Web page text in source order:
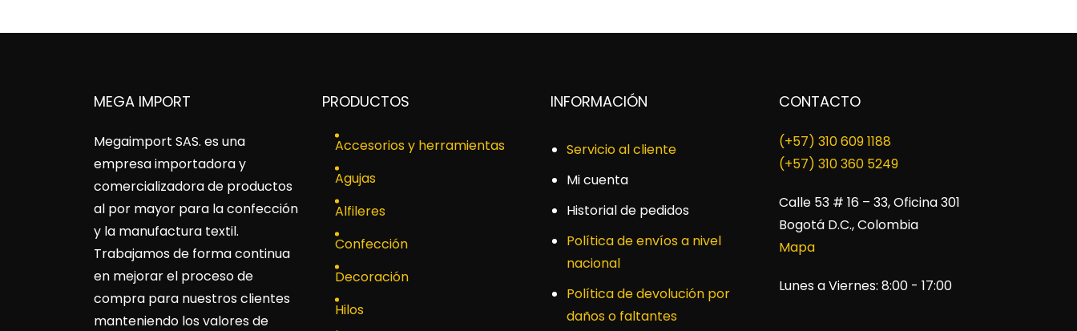
MEGA IMPORT
Megaimport SAS. es una
empresa importadora y
comercializadora de productos
al por mayor para la confección
y la manufactura textil.
Trabajamos de forma continua
en mejorar el proceso de
compra para nuestros clientes
manteniendo los valores de
PRODUCTOS
Accesorios y herramientas
Agujas
Alfileres
Confección
Decoración
Hilos
INFORMACIÓN
Servicio al cliente
Mi cuenta
Historial de pedidos
Política de envíos a nivel
nacional
Política de devolución por
daños o faltantes
CONTACTO
(+57) 310 609 1188
​(+57) 310 360 5249
Calle 53 # 16 – 33, Oficina 301
Bogotá D.C., Colombia
Mapa
Lunes a Viernes: 8:00 - 17:00